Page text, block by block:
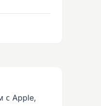
с Apple,